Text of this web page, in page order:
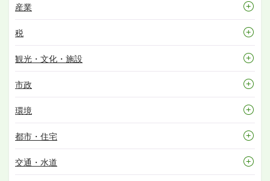
産業
税
観光・文化・施設
市政
環境
都市・住宅
交通・水道